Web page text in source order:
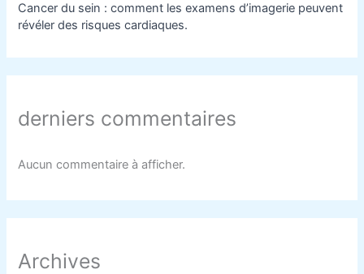
Cancer du sein : comment les examens d’imagerie peuvent
révéler des risques cardiaques.
derniers commentaires
Aucun commentaire à afficher.
Archives